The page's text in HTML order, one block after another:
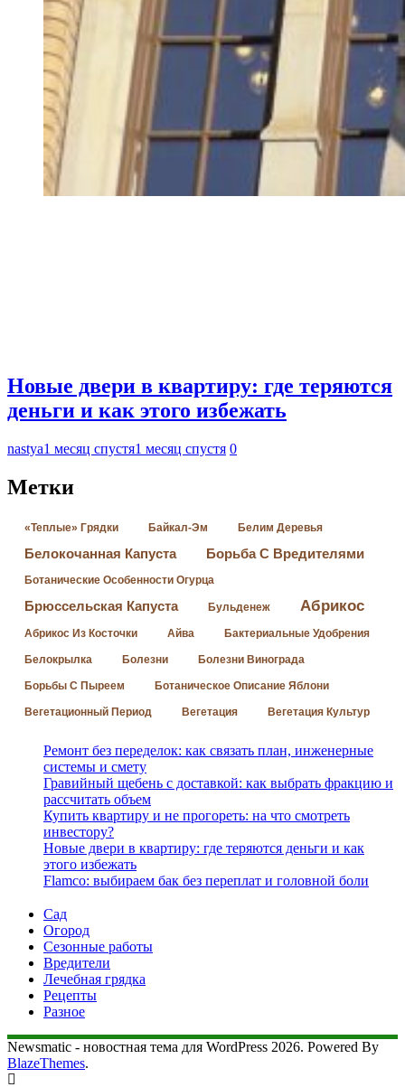
Новые двери в квартиру: где теряются
деньги и как этого избежать
nastya1 месяц спустя1 месяц спустя 0
Метки
«Теплые» Грядки Байкал-Эм Белим Деревья
Белокочанная Капуста Борьба С Вредителями
Ботанические Особенности Огурца
Брюссельская Капуста Бульденеж Абрикос
Абрикос Из Косточки Айва Бактериальные Удобрения
Белокрылка Болезни Болезни Винограда
Борьбы С Пыреем Ботаническое Описание Яблони
Вегетационный Период Вегетация Вегетация Культур
Ремонт без переделок: как связать план, инженерные
системы и смету
Гравийный щебень с доставкой: как выбрать фракцию и
рассчитать объем
Купить квартиру и не прогореть: на что смотреть
инвестору?
Новые двери в квартиру: где теряются деньги и как
этого избежать
Flamco: выбираем бак без переплат и головной боли
Сад
Огород
Сезонные работы
Вредители
Лечебная грядка
Рецепты
Разное
Newsmatic - новостная тема для WordPress 2026. Powered By
BlazeThemes.